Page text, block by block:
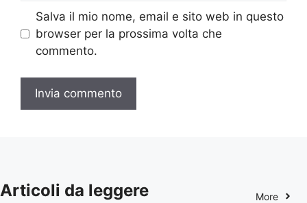
Salva il mio nome, email e sito web in questo
browser per la prossima volta che
commento.
Articoli da leggere More